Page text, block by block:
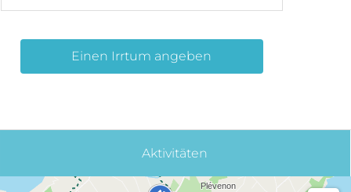
Einen Irrtum angeben
Aktivitäten